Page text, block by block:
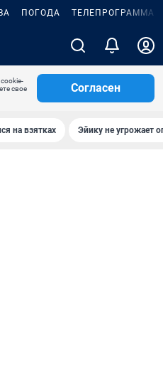
ПОГОДА ТЕЛЕПРОГРАММА
свое
Согласен
на взятках Эйику не угрожает